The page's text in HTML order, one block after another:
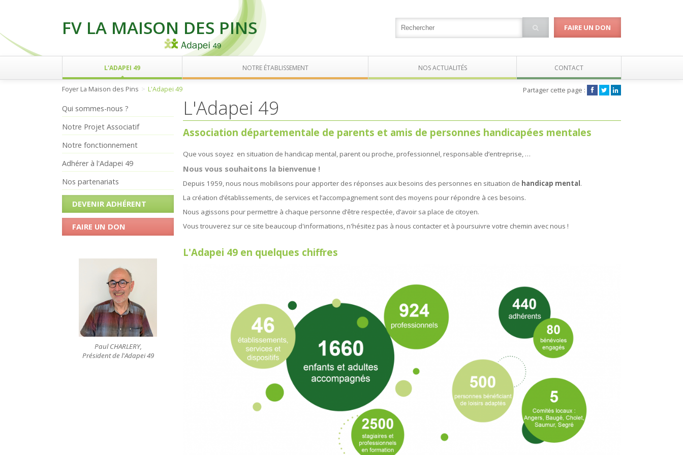
FV LA MAISON DES PINS FAIRE UN DON
L'ADAPEI 49 NOTRE ÉTABLISSEMENT NOS ACTUALITÉS CONTACT
Foyer La Maison des Pins L'Adapei 49 Partager cette page :
Qui sommes-nous ?
Notre Projet Associatif
Notre fonctionnement
Adhérer à l'Adapei 49
Nos partenariats
DEVENIR ADHÉRENT
FAIRE UN DON
Paul CHARLERY,
Président de l'Adapei 49
L'Adapei 49
Association départementale de parents et amis de personnes handicapées mentales
Que vous soyez en situation de handicap mental, parent ou proche, professionnel, responsable d’entreprise, …
Nous vous souhaitons la bienvenue !
Depuis 1959, nous nous mobilisons pour apporter des réponses aux besoins des personnes en situation de handicap mental.
La création d’établissements, de services et l’accompagnement sont des moyens pour répondre à ces besoins.
Nous agissons pour permettre à chaque personne d’être respectée, d’avoir sa place de citoyen.
Vous trouverez sur ce site beaucoup d'informations, n'hésitez pas à nous contacter et à poursuivre votre chemin avec nous !
L'Adapei 49 en quelques chiffres